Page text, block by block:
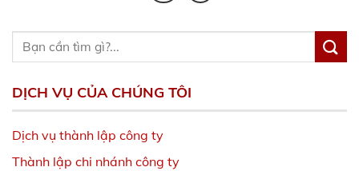
DỊCH VỤ CỦA CHÚNG TÔI
Dịch vụ thành lập công ty
Thành lập chi nhánh công ty